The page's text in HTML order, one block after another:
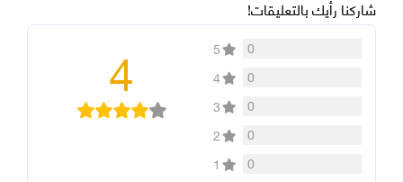
شاركنا رأيك بالتعليقات!
0
5
0
4
0
3
0
2
0
1
4